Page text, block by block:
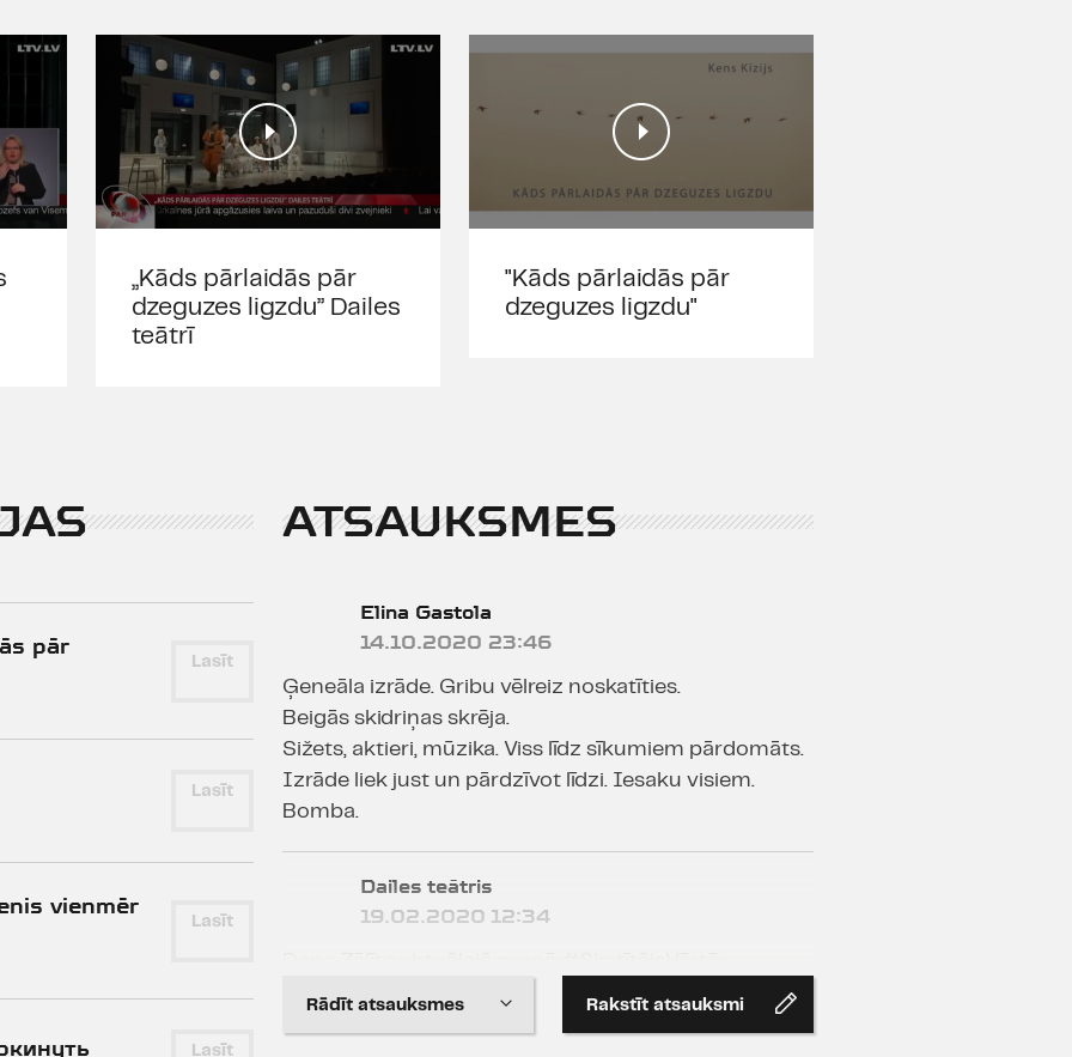
„Kāds pārlaidās pār
dzeguzes ligzdu” Dailes
teātrī
"Kāds pārlaidās pār
dzeguzes ligzdu"
pār
Lasīt
Lasīt
vienmēr
Lasīt
Lasīt
ATSAUKSMES
Elina Gastola
14.10.2020 23:46
Ģeneāla izrāde. Gribu vēlreiz noskatīties.
Beigās skidriņas skrēja.
Sižets, aktieri, mūzika. Viss līdz sīkumiem pārdomāts.
Izrāde liek just un pārdzīvot līdzi. Iesaku visiem.
Bomba.
Dailes teātris
19.02.2020 12:34
Rādīt atsauksmes Rakstīt atsauksmi